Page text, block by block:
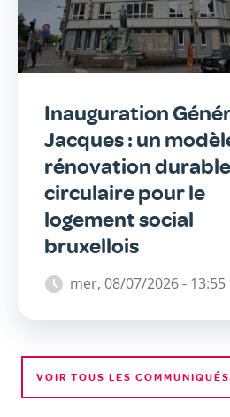
Inauguration
Jacques : un
rénovation
circulaire pour le
logement social
bruxellois
mer, 08/07/2026 - 13:55
VOIR TOUS LES